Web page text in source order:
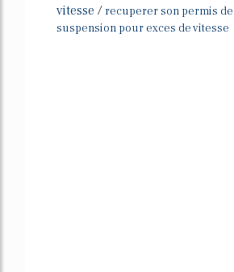
vitesse / recuperer son permis
suspension pour exces de vitesse